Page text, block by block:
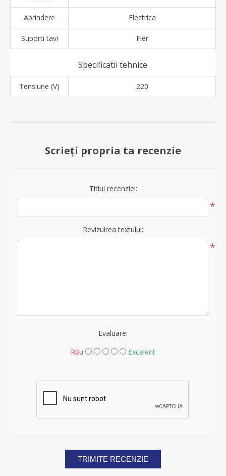
Aprindere Electrica
Suporti tavi Fier
Specificatii tehnice
Tensiune (V) 220
Scrieți propria ta recenzie
Titlul recenziei:
*
Revizuirea textului:
*
Evaluare:
Rău
Excelent
TRIMITE RECENZIE